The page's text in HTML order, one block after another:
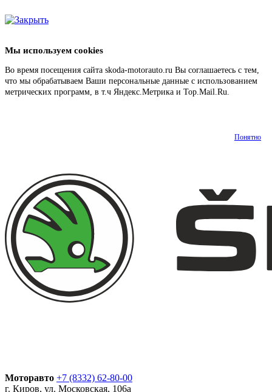
Мы используем cookies
Во время посещения сайта skoda-motorauto.ru Вы соглашаетесь с тем,
что мы обрабатываем Ваши персональные данные с использованием
метрических программ, в т.ч Яндекс.Метрика и Top.Mail.Ru.
Понятно
Моторавто +7 (8332) 62-80-00
г. Киров, ул. Московская, 106а